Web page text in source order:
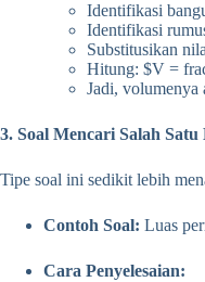
Identifikasi
Identifikasi
Substitusikan
Hitung: $V =
Jadi, volumenya
3. Soal Mencari Salah
Tipe soal ini sedikit lebih
Contoh Soal: Luas
Cara Penyelesaian: